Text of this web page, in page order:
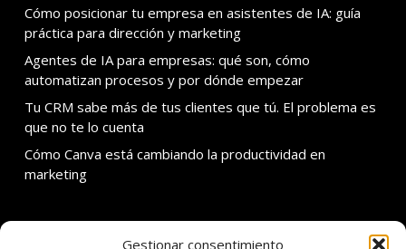
Gestionar consentimiento
Cómo posicionar tu empresa en asistentes de IA: guía
práctica para dirección y marketing
Agentes de IA para empresas: qué son, cómo
automatizan procesos y por dónde empezar
Tu CRM sabe más de tus clientes que tú. El problema es
que no te lo cuenta
Cómo Canva está cambiando la productividad en
marketing